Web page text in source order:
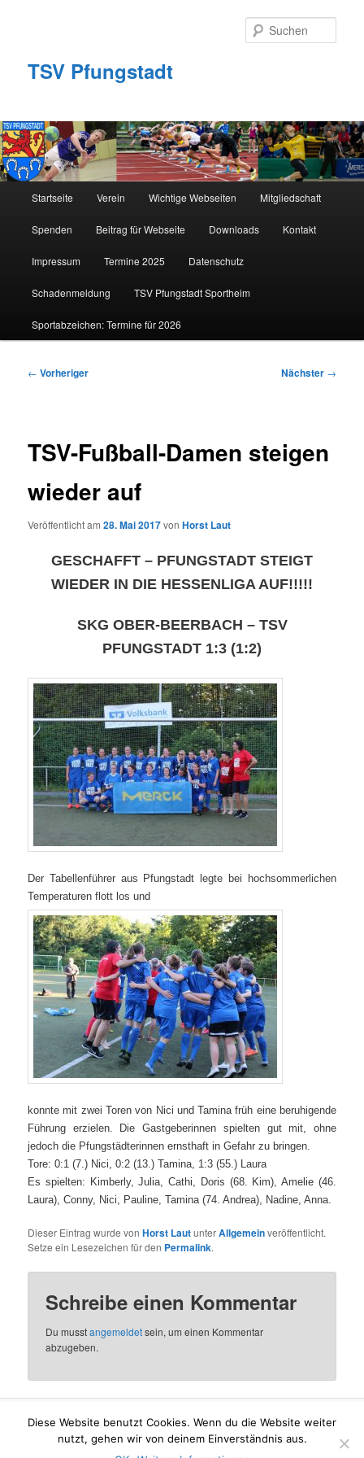
TSV Pfungstadt
Startseite Verein Wichtige Webseiten Mitgliedschaft
Spenden Beitrag für Webseite Downloads Kontakt
Impressum Termine 2025 Datenschutz
Schadenmeldung TSV Pfungstadt Sportheim
Sportabzeichen: Termine für 2026
Beitragsnavigation
← Vorheriger Nächster →
TSV-Fußball-Damen steigen
wieder auf
Veröffentlicht am28. Mai 2017vonHorst Laut
GESCHAFFT – PFUNGSTADT STEIGT
WIEDER IN DIE HESSENLIGA AUF!!!!!
SKG OBER-BEERBACH – TSV
PFUNGSTADT 1:3 (1:2)
Der Tabellenführer aus Pfungstadt legte bei hochsommerlichen
Temperaturen flott los und
konnte mit zwei Toren von Nici und Tamina früh eine beruhigende
Führung erzielen. Die Gastgeberinnen spielten gut mit, ohne
jedoch die Pfungstädterinnen ernsthaft in Gefahr zu bringen.
Tore: 0:1 (7.) Nici, 0:2 (13.) Tamina, 1:3 (55.) Laura
Es spielten: Kimberly, Julia, Cathi, Doris (68. Kim), Amelie (46.
Laura), Conny, Nici, Pauline, Tamina (74. Andrea), Nadine, Anna.
Dieser Eintrag wurde vonHorst LautunterAllgemeinveröffentlicht.
Setze ein Lesezeichen für den Permalink.
Schreibe einen Kommentar
Du musstangemeldetsein, um einen Kommentar
abzugeben.
Mit Stolz präsentiert von WordPress
Diese Website benutzt Cookies. Wenn du die Website weiter
nutzt, gehen wir von deinem Einverständnis aus.